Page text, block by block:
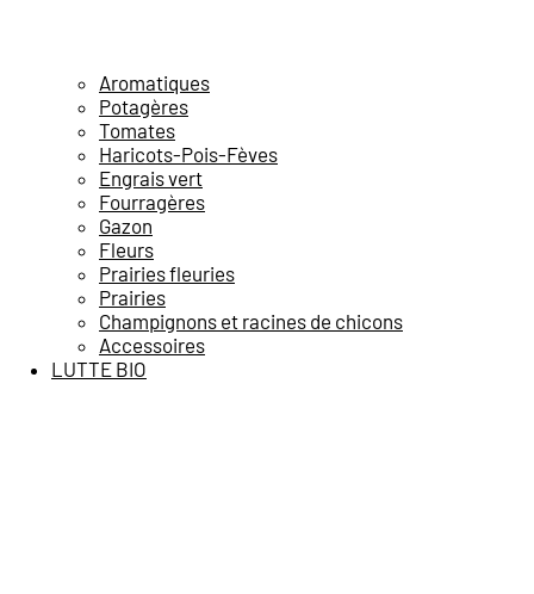
Aromatiques
Potagères
Tomates
Haricots-Pois-Fèves
Engrais vert
Fourragères
Gazon
Fleurs
Prairies fleuries
Prairies
Champignons et racines de chicons
Accessoires
LUTTE BIO